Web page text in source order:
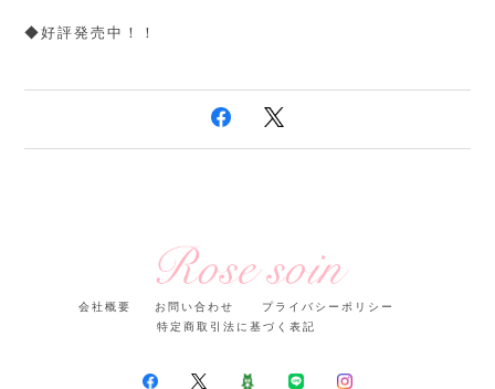
◆好評発売中！！
会社概要 お問い合わせ
プライバシーポリシー
特定商取引法に基づく表記